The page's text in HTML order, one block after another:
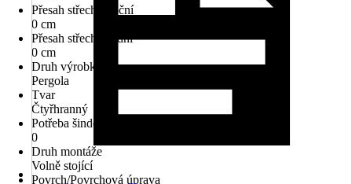
Přesah střechy boční
0 cm
Přesah střechy zadní
0 cm
Druh výrobku
Pergola
Tvar
Čtyřhranný
Potřeba šindelů v m²
0
Druh montáže
Volně stojící
Povrch/Povrchová úprava